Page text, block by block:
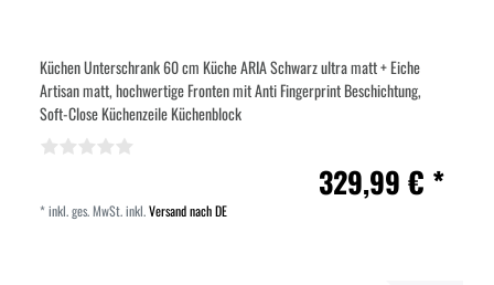
Küchen Unterschrank 60 cm Küche ARIA Schwarz ultra matt + Eiche
Artisan matt, hochwertige Fronten mit Anti Fingerprint Beschichtung,
Soft-Close Küchenzeile Küchenblock
329,99 € *
*inkl. ges. MwSt.inkl.Versand nach DE